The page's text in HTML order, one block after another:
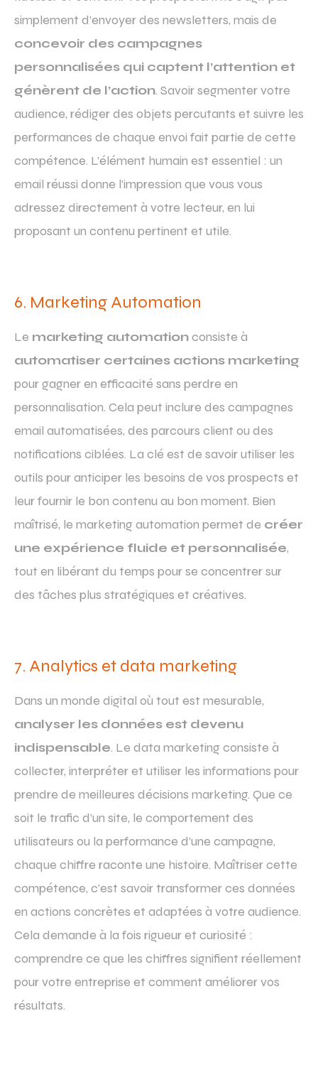
simplement d’envoyer des newsletters, mais de
concevoir des campagnes
personnalisées qui captent l’attention et
génèrent de l’action. Savoir segmenter votre
audience, rédiger des objets percutants et suivre les
performances de chaque envoi fait partie de cette
compétence. L’élément humain est essentiel : un
email réussi donne l’impression que vous vous
adressez directement à votre lecteur, en lui
proposant un contenu pertinent et utile.
6. Marketing Automation
Le marketing automationconsiste à
automatiser certaines actions marketing
pour gagner en efficacité sans perdre en
personnalisation. Cela peut inclure des campagnes
email automatisées, des parcours client ou des
notifications ciblées. La clé est de savoir utiliser les
outils pour anticiper les besoins de vos prospects et
leur fournir le bon contenu au bon moment. Bien
maîtrisé, le marketing automation permet de créer
une expérience fluide et personnalisée,
tout en libérant du temps pour se concentrer sur
des tâches plus stratégiques et créatives.
7. Analytics et data marketing
Dans un monde digital où tout est mesurable,
analyser les données est devenu
indispensable. Le data marketing consiste à
collecter, interpréter et utiliser les informations pour
prendre de meilleures décisions marketing. Que ce
soit le trafic d’un site, le comportement des
utilisateurs ou la performance d’une campagne,
chaque chiffre raconte une histoire. Maîtriser cette
compétence, c’est savoir transformer ces données
en actions concrètes et adaptées à votre audience.
Cela demande à la fois rigueur et curiosité :
comprendre ce que les chiffres signifient réellement
pour votre entreprise et comment améliorer vos
résultats.